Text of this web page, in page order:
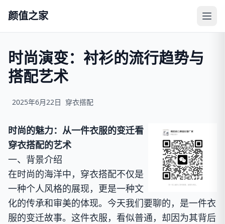
颜值之家
时尚演变：衬衫的流行趋势与
搭配艺术
2025年6月22日 穿衣搭配
时尚的魅力：从一件衣服的变迁看
穿衣搭配的艺术
一、背景介绍
在时尚的海洋中，穿衣搭配不仅是
一种个人风格的展现，更是一种文
化的传承和审美的体现。今天我们要聊的，是一件衣
服的变迁故事。这件衣服，看似普通，却因为其背后